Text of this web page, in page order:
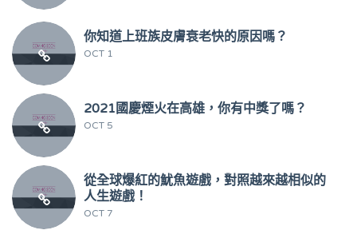
你知道上班族皮膚衰老快的原因嗎？
OCT 1
2021國慶煙火在高雄，你有中獎了嗎？
OCT 5
從全球爆紅的魷魚遊戲，對照越來越相似的
人生遊戲！
OCT 7